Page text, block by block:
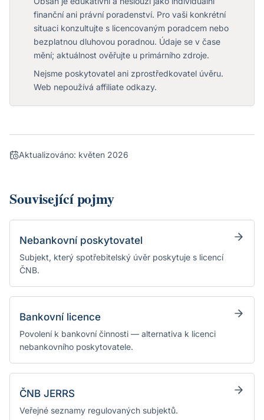
finanční ani právní poradenství. Pro vaši konkrétní
situaci konzultujte s licencovaným poradcem nebo
bezplatnou dluhovou poradnou. Údaje se v čase
mění; aktuálnost ověřujte u primárního zdroje.
Nejsme poskytovatel ani zprostředkovatel úvěru.
Web nepoužívá affiliate odkazy.
Aktualizováno: květen 2026
Související pojmy
Nebankovní poskytovatel
Subjekt, který spotřebitelský úvěr poskytuje s licencí
ČNB.
Bankovní licence
Povolení k bankovní činnosti — alternativa k licenci
nebankovního poskytovatele.
ČNB JERRS
Veřejné seznamy regulovaných subjektů.